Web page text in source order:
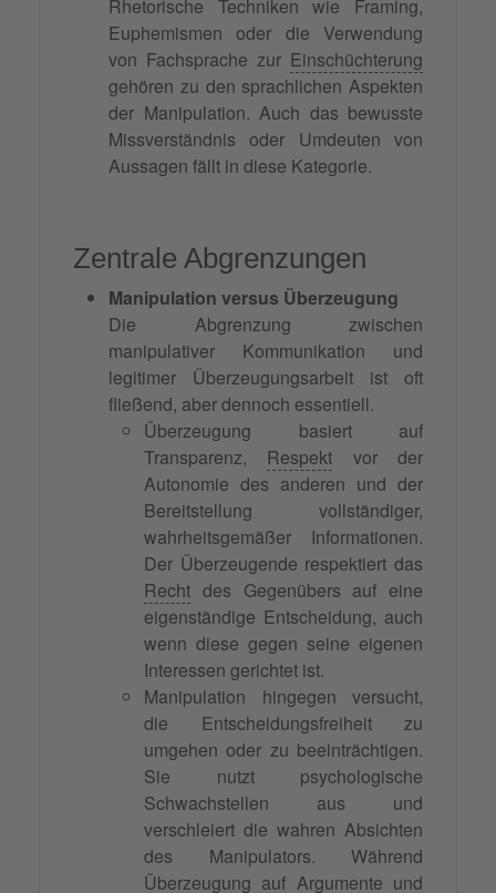
Rhetorische Techniken wie Framing,
Euphemismen oder die Verwendung
von Fachsprache zur Einschüchterung
gehören zu den sprachlichen Aspekten
der Manipulation. Auch das bewusste
Missverständnis oder Umdeuten von
Aussagen fällt in diese Kategorie.
Zentrale Abgrenzungen
Manipulation versus Überzeugung
Die Abgrenzung zwischen
manipulativer Kommunikation und
legitimer Überzeugungsarbeit ist oft
fließend, aber dennoch essentiell.
Überzeugung basiert auf
Transparenz, Respekt vor der
Autonomie des anderen und der
Bereitstellung vollständiger,
wahrheitsgemäßer Informationen.
Der Überzeugende respektiert das
Recht des Gegenübers auf eine
eigenständige Entscheidung, auch
wenn diese gegen seine eigenen
Interessen gerichtet ist.
Manipulation hingegen versucht,
die Entscheidungsfreiheit zu
umgehen oder zu beeinträchtigen.
Sie nutzt psychologische
Schwachstellen aus und
verschleiert die wahren Absichten
des Manipulators. Während
Überzeugung auf Argumente und